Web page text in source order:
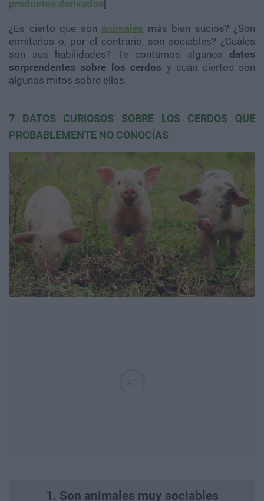
productos derivados]
¿Es cierto que son animales más bien sucios? ¿Son
ermitaños o, por el contrario, son sociables? ¿Cuáles
son sus habilidades? Te contamos algunos datos
sorprendentes sobre los cerdos y cuán ciertos son
algunos mitos sobre ellos.
7 DATOS CURIOSOS SOBRE LOS CERDOS QUE
PROBABLEMENTE NO CONOCÍAS
1. Son animales muy sociables